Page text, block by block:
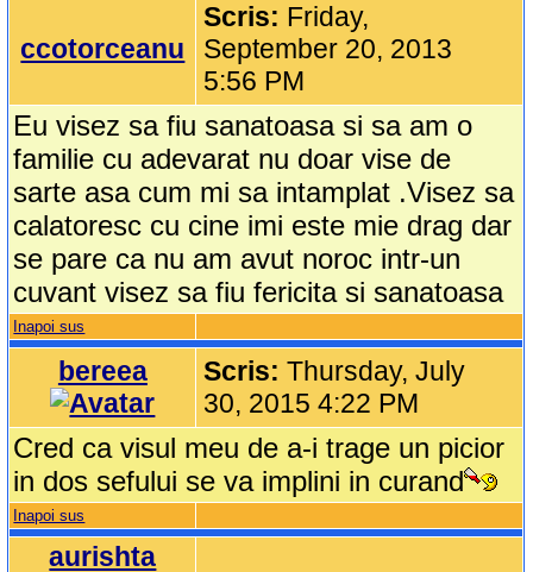
ccotorceanu
Scris: Friday,
September 20, 2013
5:56 PM
Eu visez sa fiu sanatoasa si sa am o
familie cu adevarat nu doar vise de
sarte asa cum mi sa intamplat .Visez sa
calatoresc cu cine imi este mie drag dar
se pare ca nu am avut noroc intr-un
cuvant visez sa fiu fericita si sanatoasa
Inapoi sus
bereea Scris:Thursday, July
30, 2015 4:22 PM
Cred ca visul meu de a-i trage un picior
in dos sefului se va implini in curand
Inapoi sus
aurishta